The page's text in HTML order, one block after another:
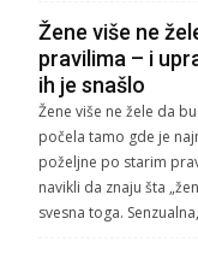
Žene više ne
pravilima – i
ih je snašlo
Žene više ne žele da
počela tamo gde je
poželjne po starim
navikli da znaju šta
svesna toga.